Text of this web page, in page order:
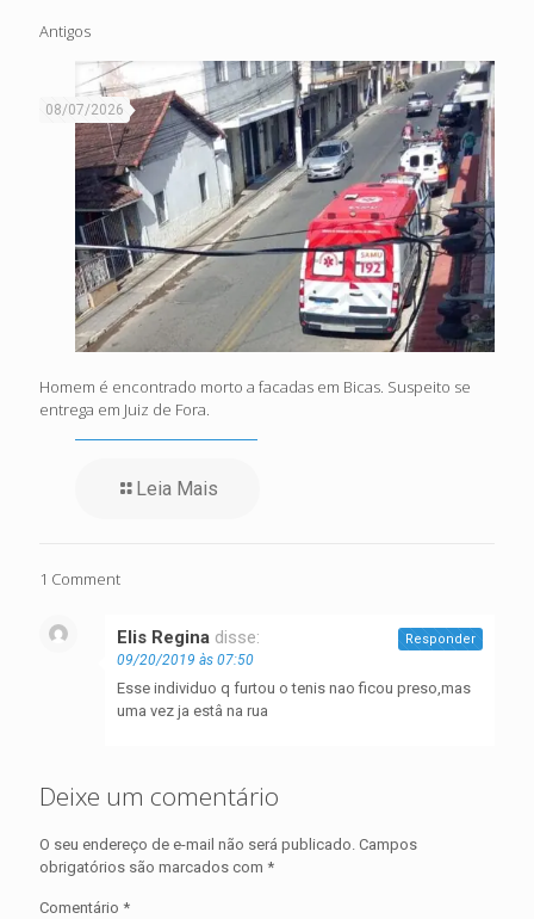
Antigos
08/07/2026
Homem é encontrado morto a facadas em Bicas. Suspeito se
entrega em Juiz de Fora.
Leia Mais
1 Comment
Elis Regina disse:
09/20/2019 às 07:50
Esse individuo q furtou o tenis nao ficou preso,mas
uma vez ja estâ na rua
Responder
Deixe um comentário
O seu endereço de e-mail não será publicado. Campos
obrigatórios são marcados com *
Comentário *